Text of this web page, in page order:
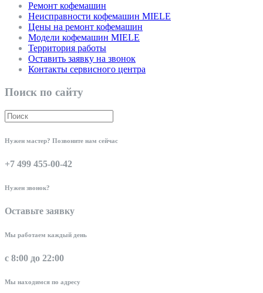
Ремонт кофемашин
Неисправности кофемашин MIELE
Цены на ремонт кофемашин
Модели кофемашин MIELE
Территория работы
Оставить заявку на звонок
Контакты сервисного центра
Поиск по сайту
Нужен мастер? Позвоните нам сейчас
+7 499 455-00-42
Нужен звонок?
Оставьте заявку
Мы работаем каждый день
с 8:00 до 22:00
Мы находимся по адресу